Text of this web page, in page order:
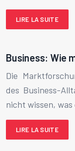
LIRE LA SUITE
Business: Wie
Die
des Business-
nicht wissen,
LIRE LA SUITE